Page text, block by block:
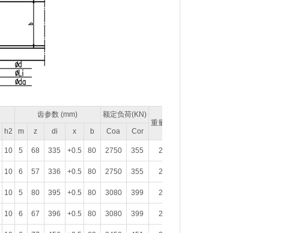
齿参数 (mm)
额定负荷(KN)
重量(Kg)
h2 m z di x b Coa Cor
10 5 68 335 +0.5 80 2750 355 224
10 6 57 336 +0.5 80 2750 355 224
10 5 80 395 +0.5 80 3080 399 240
10 6 67 396 +0.5 80 3080 399 240